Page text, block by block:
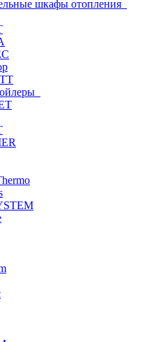
шкафы отопления